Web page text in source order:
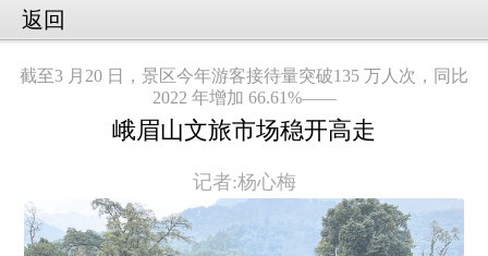
返回
截至3 月20 日，景区今年游客接待量突破135 万人次，同比
2022 年增加 66.61%——
峨眉山文旅市场稳开高走
记者:杨心梅